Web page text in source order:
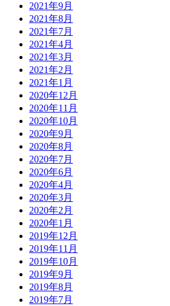
2021年9月
2021年8月
2021年7月
2021年4月
2021年3月
2021年2月
2021年1月
2020年12月
2020年11月
2020年10月
2020年9月
2020年8月
2020年7月
2020年6月
2020年4月
2020年3月
2020年2月
2020年1月
2019年12月
2019年11月
2019年10月
2019年9月
2019年8月
2019年7月